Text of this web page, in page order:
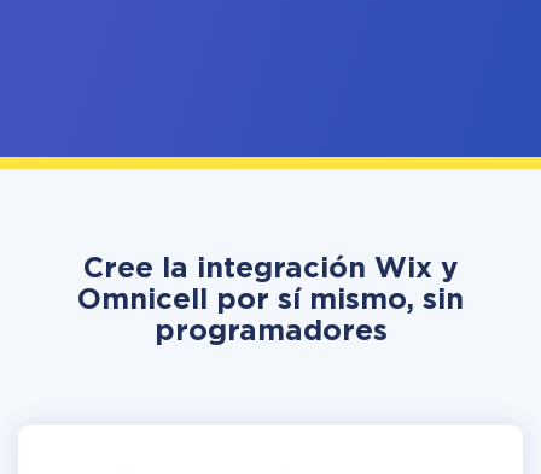
Cree la integración Wix y
Omnicell por sí mismo, sin
programadores